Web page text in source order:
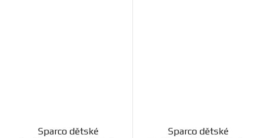
Sparco dětské
Sparco dětské